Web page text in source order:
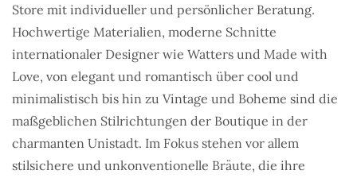
Store mit individueller und persönlicher Beratung.
Hochwertige Materialien, moderne Schnitte
internationaler Designer wie Watters und Made with
Love, von elegant und romantisch über cool und
minimalistisch bis hin zu Vintage und Boheme sind die
maßgeblichen Stilrichtungen der Boutique in der
charmanten Unistadt. Im Fokus stehen vor allem
stilsichere und unkonventionelle Bräute, die ihre